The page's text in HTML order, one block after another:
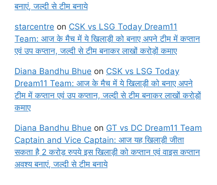
बनाएं, जल्दी से टीम बनाये
starcentre on CSK vs LSG Today Dream11
Team: आज के मैच में ये खिलाड़ी को बनाए अपने टीम में कप्तान
एवं उप कप्तान, जल्दी से टीम बनाकर लाखों करोड़ों कमाए
Diana Bandhu Bhue on CSK vs LSG Today
Dream11 Team: आज के मैच में ये खिलाड़ी को बनाए अपने
टीम में कप्तान एवं उप कप्तान, जल्दी से टीम बनाकर लाखों करोड़ों
कमाए
Diana Bandhu Bhue on GT vs DC Dream11 Team
Captain and Vice Captain: आज यह खिलाड़ी जीता
सकता है 2 करोड़ रुपये इस खिलाड़ी को कप्तान एवं वाइस कप्तान
अवश्य बनाएं, जल्दी से टीम बनाये